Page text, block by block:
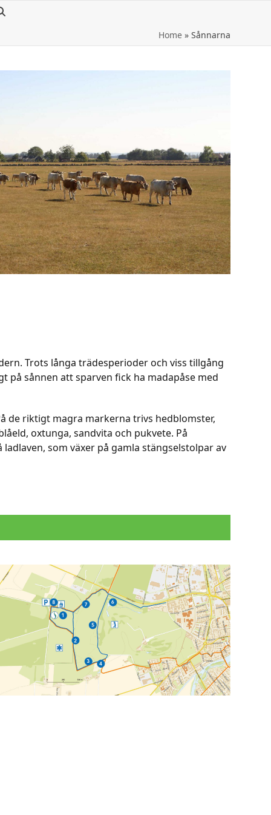
Home» Sånnarna
Trots långa trädesperioder och viss tillgång
på sånnen att sparven fick ha madapåse med
de riktigt magra markerna trivs hedblomster,
oxtunga, sandvita och pukvete. På
som växer på gamla stängselstolpar av